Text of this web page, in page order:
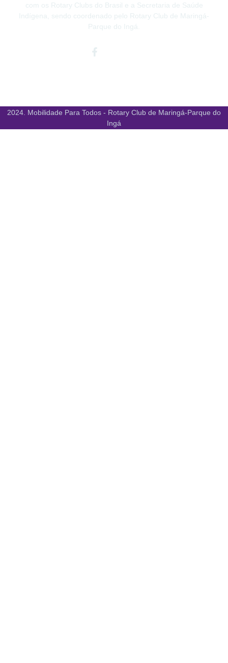
com os Rotary Clubs do Brasil e a Secretaria de Saúde
Indígena, sendo coordenado pelo Rotary Club de Maringá-
Parque do Ingá.
Facebook-
2024. Mobilidade Para Todos - Rotary Club de Maringá-Parque do
Ingá